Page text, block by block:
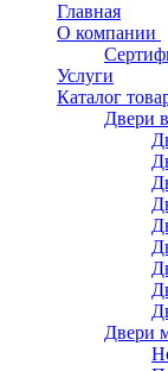
Главная
О компании
Услуги
Каталог
Двери
Двери